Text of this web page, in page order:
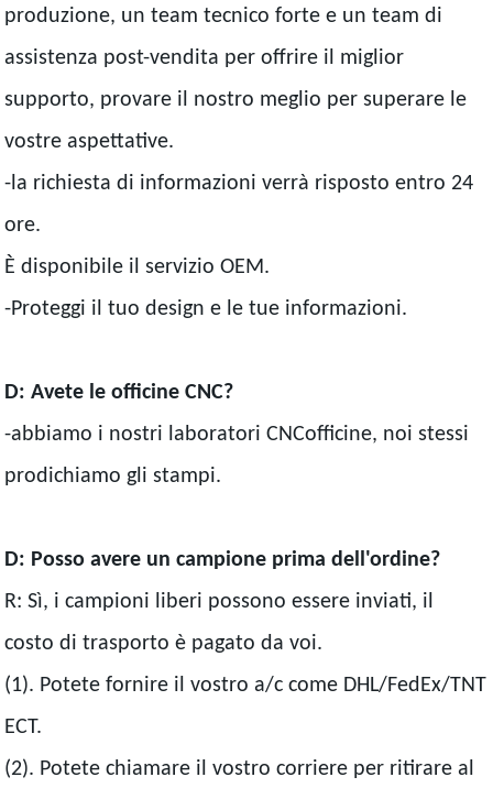
produzione, un team tecnico forte e un team di
assistenza post-vendita per offrire il miglior
supporto, provare il nostro meglio per superare le
vostre aspettative.
-la richiesta di informazioni verrà risposto entro 24
ore.
È disponibile il servizio OEM.
-Proteggi il tuo design e le tue informazioni.
D: Avete le officine CNC?
-abbiamo i nostri laboratori CNCofficine, noi stessi
prodichiamo gli stampi.
D: Posso avere un campione prima dell'ordine?
R: Sì, i campioni liberi possono essere inviati, il
costo di trasporto è pagato da voi.
(1). Potete fornire il vostro a/c come DHL/FedEx/TNT
ECT.
(2). Potete chiamare il vostro corriere per ritirare al